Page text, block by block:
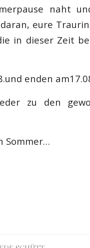
naht
eure
in dieser Zeit
enden
zu den
Sommer…